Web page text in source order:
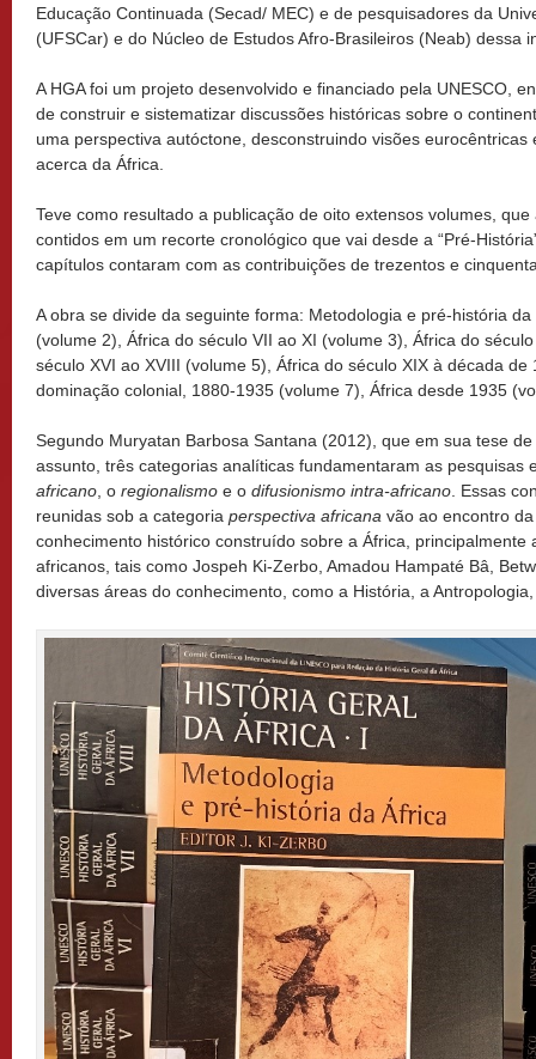
Educação Continuada (Secad/ MEC) e de pesquisadores da
(UFSCar) e do Núcleo de Estudos Afro-Brasileiros (Neab) dessa
A HGA foi um projeto desenvolvido e financiado pela UNESCO,
de construir e sistematizar discussões históricas sobre o
uma perspectiva autóctone, desconstruindo visões
acerca da África.
Teve como resultado a publicação de oito extensos volumes,
contidos em um recorte cronológico que vai desde a “Pré-
capítulos contaram com as contribuições de trezentos e
A obra se divide da seguinte forma: Metodologia e pré-história
(volume 2), África do século VII ao XI (volume 3), África do
século XVI ao XVIII (volume 5), África do século XIX à década
dominação colonial, 1880-1935 (volume 7), África desde 1935
Segundo Muryatan Barbosa Santana (2012), que em sua tese
assunto, três categorias analíticas fundamentaram as pesquisas
africano , o regionalismo e o difusionismo intra-africano . Essas
reunidas sob a categoria perspectiva africana vão ao encontro
conhecimento histórico construído sobre a África, principalmente
africanos, tais como Jospeh Ki-Zerbo, Amadou Hampaté Bâ,
diversas áreas do conhecimento, como a História, a